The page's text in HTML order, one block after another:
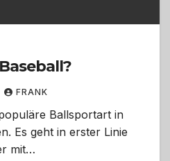
FRANK
Ballsportart in
Es geht in erster Linie
mit…